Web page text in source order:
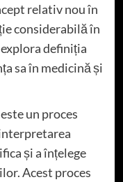
relativ nou în
considerabilă în
definiția
sa în medicină și
un proces
și a înțelege
Acest proces